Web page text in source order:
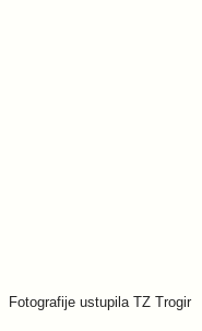
Fotografije ustupila TZ Trogir